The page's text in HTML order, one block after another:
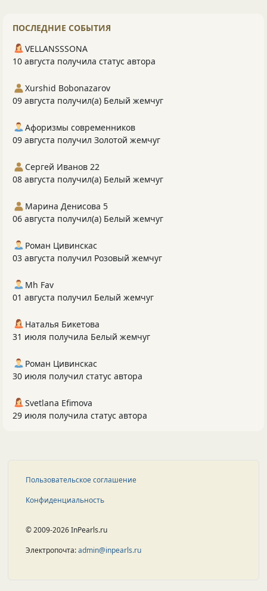
ПОСЛЕДНИЕ СОБЫТИЯ
VELLANSSSONA
10 августа получила статус автора
Xurshid Bobonazarov
09 августа получил(а) Белый жемчуг
Афоризмы современников
09 августа получил Золотой жемчуг
Сергей Иванов 22
08 августа получил(а) Белый жемчуг
Марина Денисова 5
06 августа получил(а) Белый жемчуг
Роман Цивинскас
03 августа получил Розовый жемчуг
Mh Fav
01 августа получил Белый жемчуг
Наталья Бикетова
31 июля получила Белый жемчуг
Роман Цивинскас
30 июля получил статус автора
Svetlana Efimova
29 июля получила статус автора
Пользовательское соглашение
Конфиденциальность
© 2009-2026 InPearls.ru
Электропочта:admin@inpearls.ru